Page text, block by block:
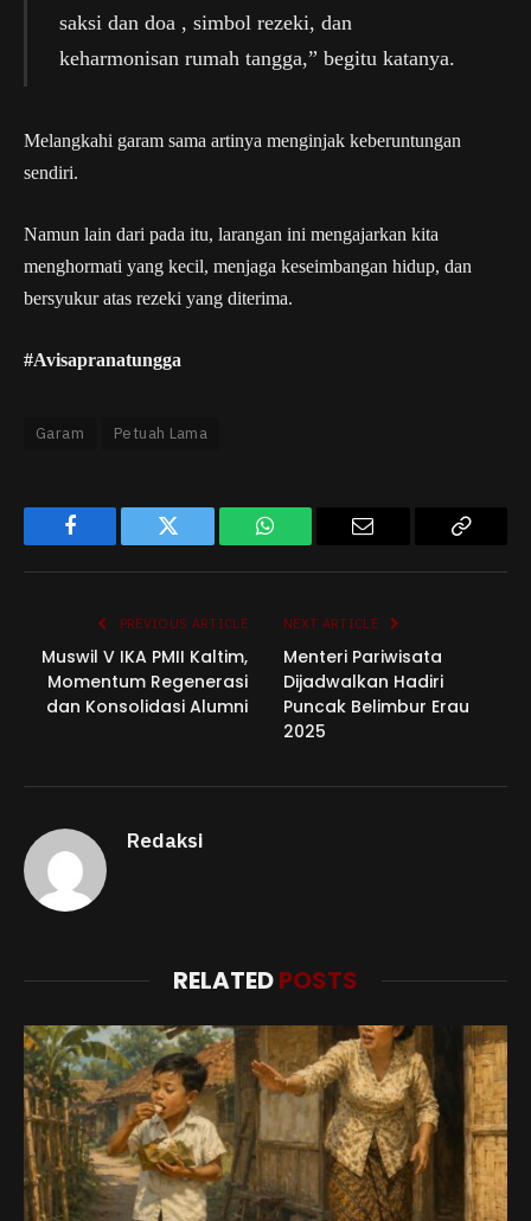
saksi dan doa , simbol rezeki, dan
keharmonisan rumah tangga,” begitu katanya.
Melangkahi garam sama artinya menginjak keberuntungan
sendiri.
Namun lain dari pada itu, larangan ini mengajarkan kita
menghormati yang kecil, menjaga keseimbangan hidup, dan
bersyukur atas rezeki yang diterima.
#Avisapranatungga
Garam Petuah Lama
Facebook Twitter WhatsApp Email
Copy
PREVIOUS ARTICLE
Muswil V IKA PMII Kaltim,
Momentum Regenerasi
dan Konsolidasi Alumni
NEXT ARTICLE
Menteri Pariwisata
Dijadwalkan Hadiri
Puncak Belimbur Erau
2025
Redaksi
RELATEDPOSTS